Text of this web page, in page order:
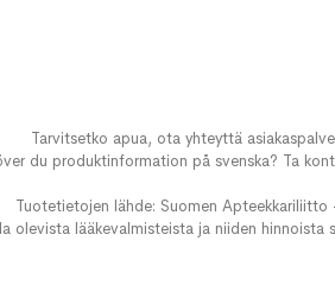
Tarvitsetko apua, ota yhteyttä
du produktinformation på svenska? Ta
Tuotetietojen lähde: Suomen
olevista lääkevalmisteista ja niiden